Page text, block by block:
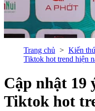
Trang chủ Kiến
Tiktok hot trend hiện
Cập nhật 19
Tiktok hot